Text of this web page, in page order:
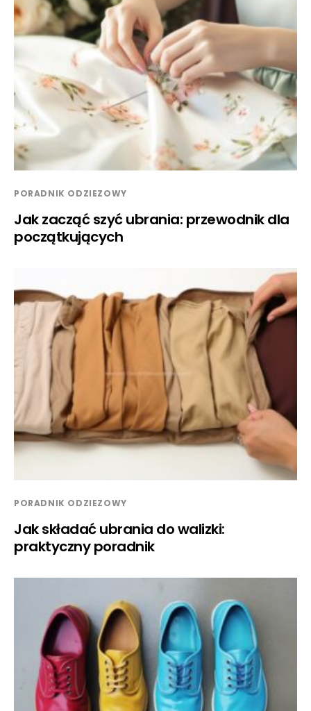
PORADNIK ODZIEZOWY
Jak zacząć szyć ubrania: przewodnik dla
początkujących
PORADNIK ODZIEZOWY
Jak składać ubrania do walizki:
praktyczny poradnik